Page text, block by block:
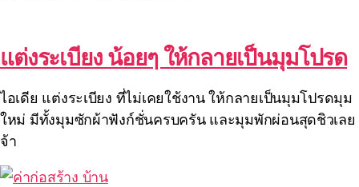
แต่งระเบียง น้อยๆ ให้กลายเป็นมุมโปรด
ไอเดีย แต่งระเบียง ที่ไม่เคยใช้งาน ให้กลายเป็นมุมโปรดมุม
ใหม่ มีทั้งมุมซักผ้าฟังก์ชั่นครบครัน และมุมพักผ่อนสุดชิวเลย
จ้า